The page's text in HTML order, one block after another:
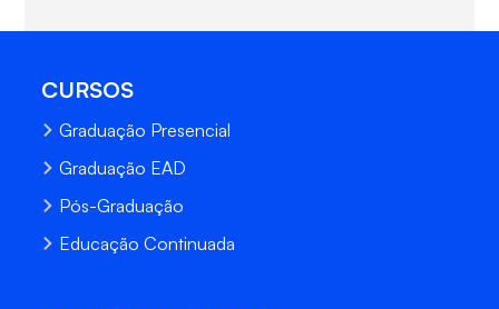
CURSOS
Graduação Presencial
Graduação EAD
Pós-Graduação
Educação Continuada